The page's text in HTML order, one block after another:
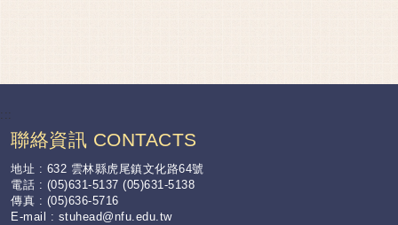
:::
聯絡資訊 CONTACTS
地址 : 632 雲林縣虎尾鎮文化路64號
電話 : (05)631-5137 (05)631-5138
傳真 : (05)636-5716
E-mail : stuhead@nfu.edu.tw